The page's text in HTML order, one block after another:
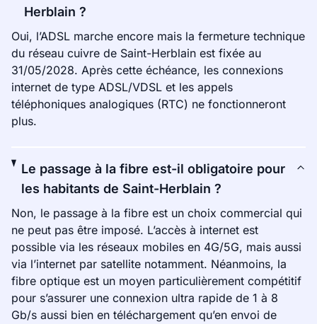
Herblain ?
Oui, l’ADSL marche encore mais la fermeture technique
du réseau cuivre de Saint-Herblain est fixée au
31/05/2028. Après cette échéance, les connexions
internet de type ADSL/VDSL et les appels
téléphoniques analogiques (RTC) ne fonctionneront
plus.
Le passage à la fibre est-il obligatoire pour
les habitants de Saint-Herblain ?
Non, le passage à la fibre est un choix commercial qui
ne peut pas être imposé. L’accès à internet est
possible via les réseaux mobiles en 4G/5G, mais aussi
via l’internet par satellite notamment. Néanmoins, la
fibre optique est un moyen particulièrement compétitif
pour s’assurer une connexion ultra rapide de 1 à 8
Gb/s aussi bien en téléchargement qu’en envoi de